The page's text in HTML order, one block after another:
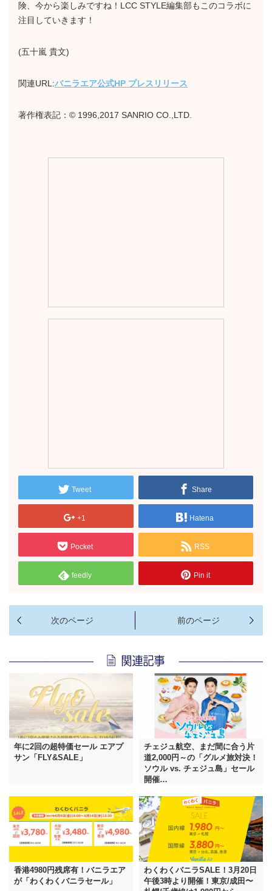
険、今から楽しみですね！LCC STYLE編集部もこのコラボに
注目していきます！
(五十嵐 貴文)
関連URL:バニラエア公式HP プレスリリース
著作権表記：© 1996,2017 SANRIO CO.,LTD.
Tweet Share
+1 Hatena
Pocket RSS
feedly Pin it
年に2回の超特価セール エアプ
サン「FLY&SALE」
チェジュ航空、まだ間に合う片
道2,000円～の「グルメ旅対決！
ソウル vs. チェジュ島」セール
開催…
香港4980円残席有！バニラエア
が「わくわくバニラセール」
わくわくバニラSALE！3月20日
午後3時より開催！東京/成田〜